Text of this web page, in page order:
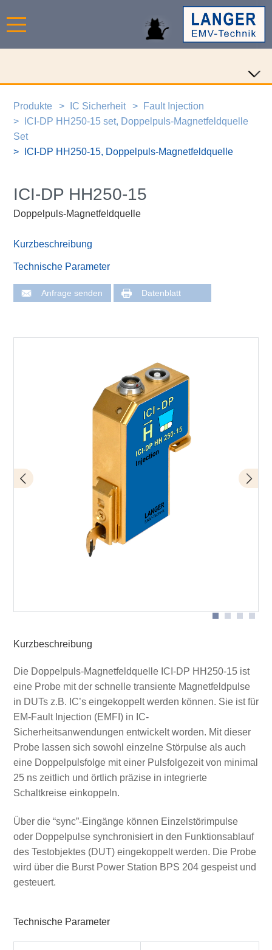
Produkte IC Sicherheit
Fault Injection
ICI-DP HH250-15 set, Doppelpuls-Magnetfeldquelle
Set
ICI-DP HH250-15, Doppelpuls-Magnetfeldquelle
ICI-DP HH250-15
Doppelpuls-Magnetfeldquelle
Kurzbeschreibung
Technische Parameter
Anfrage senden Datenblatt
Doppelpuls Magnetfeldquelle ICI-DP in Anwendung
Kurzbeschreibung
Die Doppelpuls-Magnetfeldquelle ICI-DP HH250-15 ist
eine Probe mit der schnelle transiente Magnetfeldpulse
in DUTs z.B. IC’s eingekoppelt werden können. Sie ist für
EM-Fault Injection (EMFI) in IC-
Sicherheitsanwendungen entwickelt worden. Mit dieser
Probe lassen sich sowohl einzelne Störpulse als auch
eine Doppelpulsfolge mit einer Pulsfolgezeit von minimal
25 ns zeitlich und örtlich präzise in integrierte
Schaltkreise einkoppeln.
Über die “sync”-Eingänge können Einzelstörimpulse
oder Doppelpulse synchronisiert in den Funktionsablauf
des Testobjektes (DUT) eingekoppelt werden. Die Probe
wird über die Burst Power Station BPS 204 gespeist und
gesteuert.
Technische Parameter